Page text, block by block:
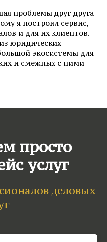
проблемы друг друга
я построил сервис,
и для их клиентов.
юридических
экосистемы для
и смежных с ними
просто
услуг
деловых